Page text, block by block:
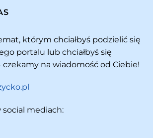
którym chciałbyś podzielić się
portalu lub chciałbyś się
czekamy na wiadomość od Ciebie!
social mediach: